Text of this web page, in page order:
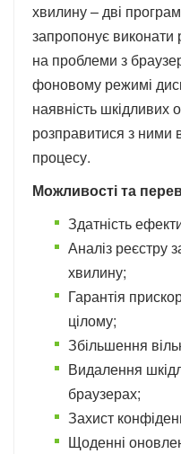
хвилину – дві
запропонує виконати
на проблеми з
фоновому режимі
наявність шкідливих
розправитися з ними
процесу.
Можливості та
Здатність
Аналіз реєстру
хвилину;
Гарантія
цілому;
Збільшення
Видалення
браузерах;
Захист
Щоденні